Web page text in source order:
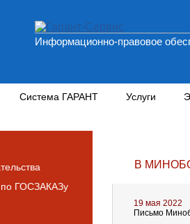
Информационно-правовое
Система ГАРАНТ Услуги
по ГОСЗАКАЗу
В
19 мая 2022
Письмо